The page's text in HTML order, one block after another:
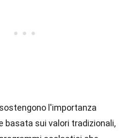
l'importanza
basata sui valori tradizionali,